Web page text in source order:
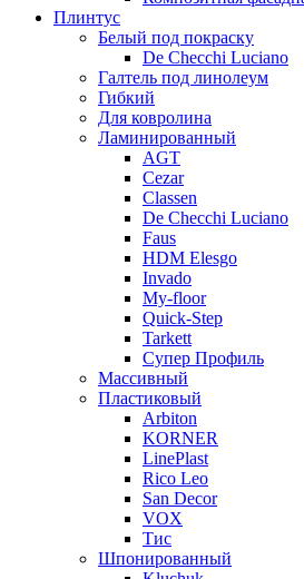
Плинтус
Белый под покраску
De Checchi Luciano
Галтель под линолеум
Гибкий
Для ковролина
Ламинированный
AGT
Cezar
Classen
De Checchi Luciano
Faus
HDM Elesgo
Invado
My-floor
Quick-Step
Tarkett
Супер Профиль
Массивный
Пластиковый
Arbiton
KORNER
LinePlast
Rico Leo
San Decor
VOX
Тис
Шпонированный